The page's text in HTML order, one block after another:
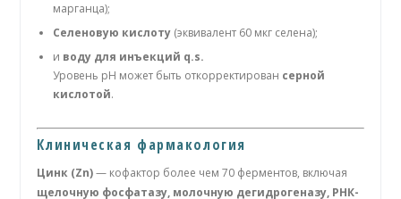
марганца);
Селеновую кислоту (эквивалент 60 мкг селена);
и воду для инъекций q.s.
Уровень pH может быть откорректирован серной
кислотой.
Клиническая фармакология
Цинк (Zn)— кофактор более чем 70 ферментов, включая
щелочную фосфатазу, молочную дегидрогеназу, РНК-